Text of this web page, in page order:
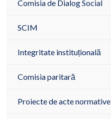
Comisia de Dialog Social
SCIM
Integritate instituțională
Comisia paritară
Proiecte de acte normative